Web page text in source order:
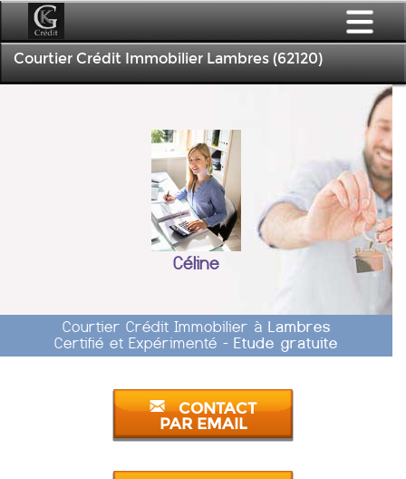
Courtier Crédit Immobilier Lambres (62120)
Céline
Courtier Crédit Immobilier à Lambres
Certifié et Expérimenté - Etude gratuite
CONTACT
PAR EMAIL